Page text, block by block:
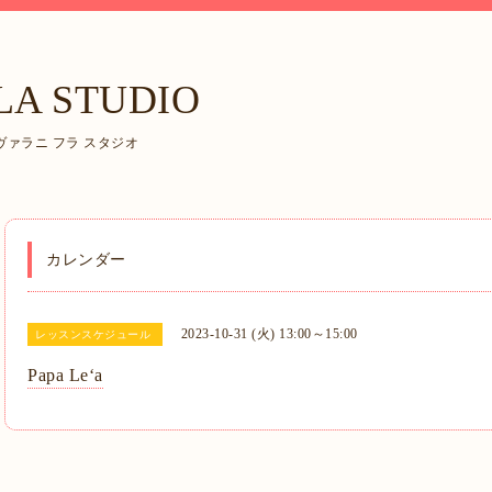
STUDIO
ァラニ フラ スタジオ
カレンダー
レッスンスケジュール 2023-10-31 (火) 13:00～15:00
Papa Leʻa